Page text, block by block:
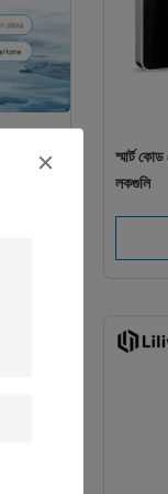
স্মার্ট
লকগুলি